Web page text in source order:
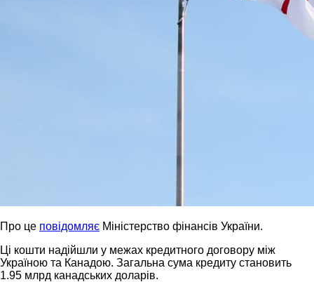
Про це повідомляє Міністерство фінансів України.
Ці кошти надійшли у межах кредитного договору між
Україною та Канадою. Загальна сума кредиту становить
1.95 млрд канадських доларів.